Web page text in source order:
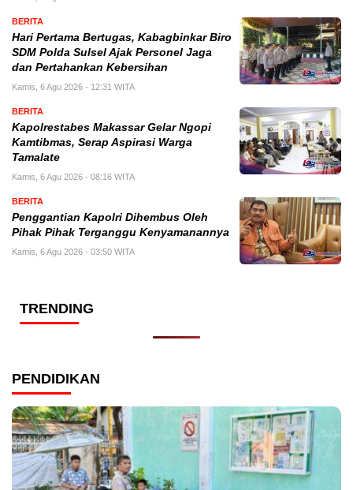
BERITA
Hari Pertama Bertugas, Kabagbinkar Biro
SDM Polda Sulsel Ajak Personel Jaga
dan Pertahankan Kebersihan
Kamis, 6 Agu 2026 - 12:31 WITA
BERITA
Kapolrestabes Makassar Gelar Ngopi
Kamtibmas, Serap Aspirasi Warga
Tamalate
Kamis, 6 Agu 2026 - 08:16 WITA
BERITA
Penggantian Kapolri Dihembus Oleh
Pihak Pihak Terganggu Kenyamanannya
Kamis, 6 Agu 2026 - 03:50 WITA
TRENDING
PENDIDIKAN